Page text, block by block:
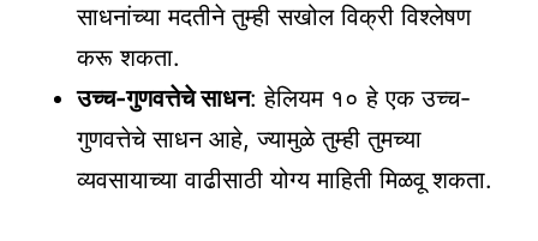
साधनांच्या मदतीने तुम्ही सखोल विक्री विश्लेषण
करू शकता.
उच्च-गुणवत्तेचे साधन: हेलियम १० हे एक उच्च-
गुणवत्तेचे साधन आहे, ज्यामुळे तुम्ही तुमच्या
व्यवसायाच्या वाढीसाठी योग्य माहिती मिळवू शकता.